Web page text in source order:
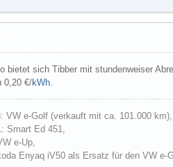
bietet sich Tibber mit stundenweiser
0,20 €/kWh.
VW e-Golf (verkauft mit ca. 101.000 km),
Smart Ed 451,
e-Up,
Enyaq iV50 als Ersatz für den VW